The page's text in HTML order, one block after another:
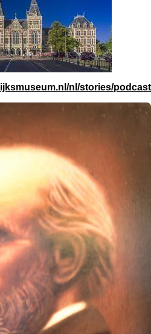
nl/stories/podcast